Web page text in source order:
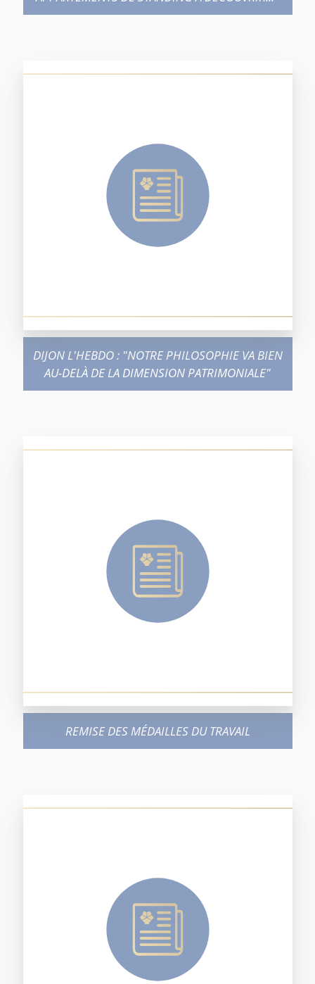
DIJON L'HEBDO : "NOTRE PHILOSOPHIE VA BIEN
AU-DELÀ DE LA DIMENSION PATRIMONIALE"
REMISE DES MÉDAILLES DU TRAVAIL